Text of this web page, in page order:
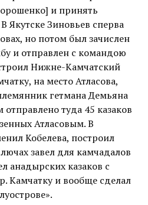
и принять
Якутске Зиновьев сперва
но потом был зачислен
и отправлен с командою
Нижне-Камчатский
на место Атласова,
гетмана Демьяна
туда 45 казаков
Атласовым. В
Кобелева, построил
завел для камчадалов
анадырских казаков с
Камчатку и вообще сделал